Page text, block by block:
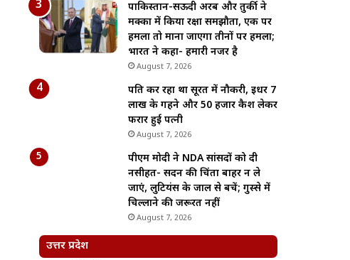
पाकिस्तान-सऊदी अरब और तुर्की ने
मक्का में किया रक्षा समझौता, एक पर
हमला तो माना जाएगा तीनों पर हमला;
भारत ने कहा- हमारी नजर है
August 7, 2026
पति कर रहा था सूरत में नौकरी, इधर 7
लाख के गहने और 50 हजार कैश लेकर
फरार हुई पत्नी
August 7, 2026
पीएम मोदी ने NDA सांसदों को दी
नसीहत- सदन की चिंता बाहर न ले
जाएं, लुटियंस के जाल से बचें; गुस्से में
चिल्लाने की जरूरत नहीं
August 7, 2026
उत्तर प्रदेश